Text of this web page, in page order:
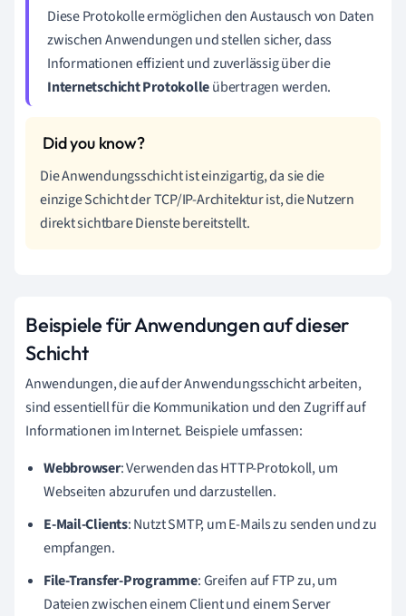
Diese Protokolle ermöglichen den Austausch von Daten
zwischen Anwendungen und stellen sicher, dass
Informationen effizient und zuverlässig über die
Internetschicht Protokolleübertragen werden.
Die Anwendungsschicht ist einzigartig, da sie die
einzige Schicht der TCP/IP-Architektur ist, die Nutzern
direkt sichtbare Dienste bereitstellt.
Beispiele für Anwendungen auf dieser
Schicht
Anwendungen, die auf der Anwendungsschicht arbeiten,
sind essentiell für die Kommunikation und den Zugriff auf
Informationen im Internet. Beispiele umfassen:
Webbrowser: Verwenden das HTTP-Protokoll, um
Webseiten abzurufen und darzustellen.
E-Mail-Clients: Nutzt SMTP, um E-Mails zu senden und zu
empfangen.
File-Transfer-Programme: Greifen auf FTP zu, um
Dateien zwischen einem Client und einem Server